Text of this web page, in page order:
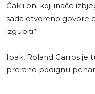
Čak i oni koji inače
sada otvoreno govore
izgubiti”.
Ipak, Roland Garros je
prerano podignu